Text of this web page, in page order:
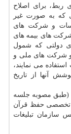
ربط، برای اصلاح
كه به صورت غیر
و شركت های
های بیمه های
دولتی كه شمول
و شركت های ملی و
می نمایند،
آنها از تاریخ
(طبق مصوبه جلسه
تخصصی حفظ قرآن
سازمان تبلیغات